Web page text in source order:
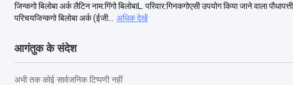
जिन्कगो बिलोबा अर्क लैटिन नाम:गिंगो बिलोबाL. परिवार:गिनकगोएसी उपयोग किया जाने वाला
परिचयजिन्कगो बिलोबा अर्क (ईजी...
अधिक देखें
आगंतुक के संदेश
अभी तक कोई सार्वजनिक टिप्पणी नहीं